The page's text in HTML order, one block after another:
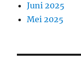
Juni 2025
Mei 2025